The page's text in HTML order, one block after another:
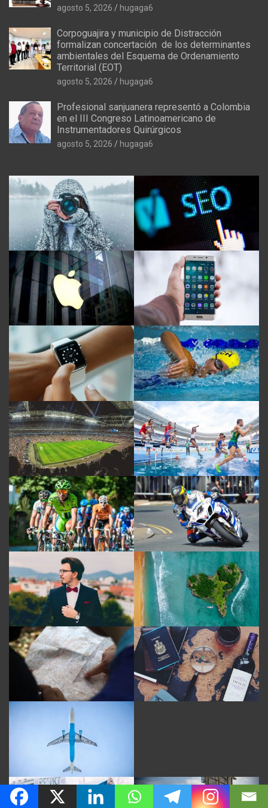
agosto 5, 2026 hugaga6
Corpoguajira y municipio de Distracción
formalizan concertación de los determinantes
ambientales del Esquema de Ordenamiento
Territorial (EOT)
agosto 5, 2026 hugaga6
Profesional sanjuanera representó a Colombia
en el III Congreso Latinoamericano de
Instrumentadores Quirúrgicos
agosto 5, 2026 hugaga6